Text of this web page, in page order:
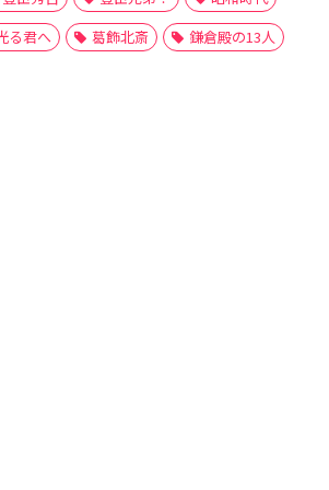
る君へ
葛飾北斎 鎌倉殿の13人